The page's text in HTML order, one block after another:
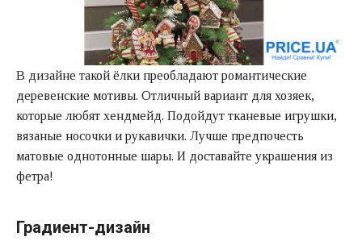
В дизайне такой ёлки преобладают романтические
деревенские мотивы. Отличный вариант для хозяек,
которые любят хендмейд. Подойдут тканевые игрушки,
вязаные носочки и рукавички. Лучше предпочесть
матовые однотонные шары. И доставайте украшения из
фетра!
Градиент-дизайн